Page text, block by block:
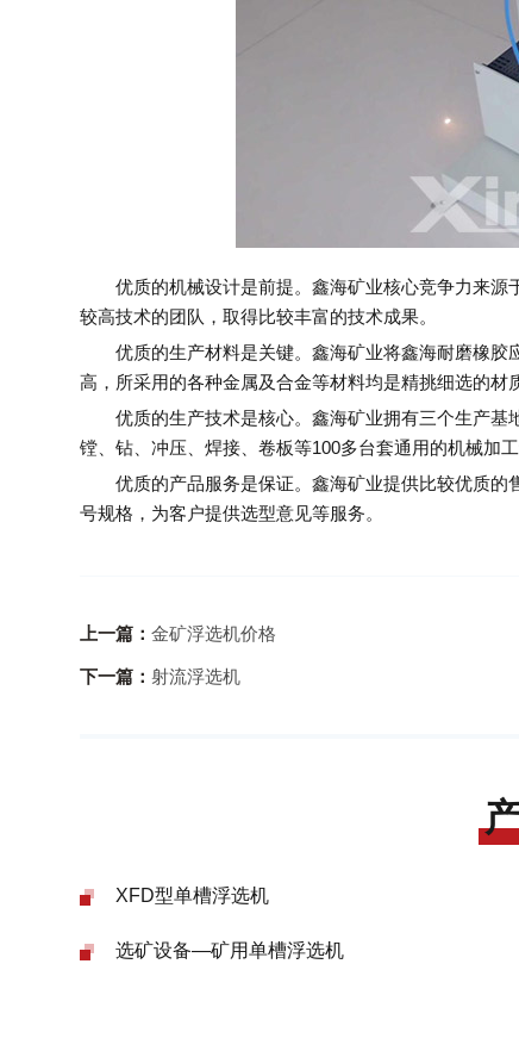
优质的机械设计是前提。鑫海矿业核心竞争力来源
较高技术的团队，取得比较丰富的技术成果。
优质的生产材料是关键。鑫海矿业将鑫海耐磨橡胶
高，所采用的各种金属及合金等材料均是精挑细选的材
优质的生产技术是核心。鑫海矿业拥有三个生产基
镗、钻、冲压、焊接、卷板等100多台套通用的机械加
优质的产品服务是保证。鑫海矿业提供比较优质的
号规格，为客户提供选型意见等服务。
上一篇：金矿浮选机价格
下一篇：射流浮选机
XFD型单槽浮选机
选矿设备—矿用单槽浮选机